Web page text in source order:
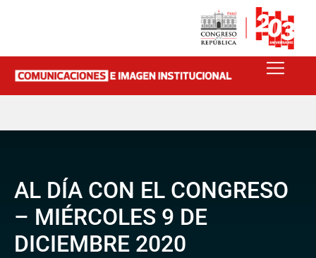
AL DÍA CON EL CONGRESO
– MIÉRCOLES 9 DE
DICIEMBRE 2020